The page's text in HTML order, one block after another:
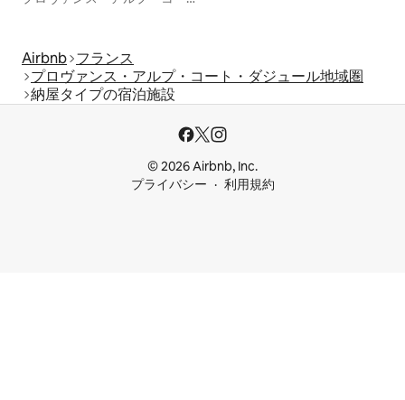
Airbnb フランス
プロヴァンス・アルプ・コート・ダジュール地域圏
納屋タイプの宿泊施設
© 2026 Airbnb, Inc.
プライバシー
利用規約